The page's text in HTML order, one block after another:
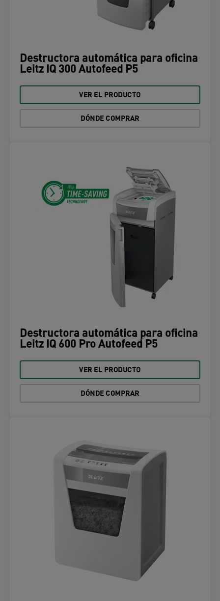
Destructora automática para oficina
Leitz IQ 300 Autofeed P5
VER EL PRODUCTO
DÓNDE COMPRAR
Destructora automática para oficina
Leitz IQ 600 Pro Autofeed P5
VER EL PRODUCTO
DÓNDE COMPRAR